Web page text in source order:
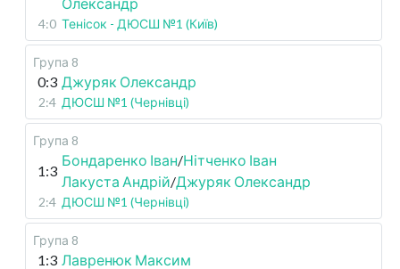
4:0 Тенісок - ДЮСШ №1 (Київ)
Група 8
0:3 Джуряк Олександр
2:4 ДЮСШ №1 (Чернівці)
Група 8
1:3
Бондаренко Іван/Нітченко Іван
Лакуста Андрій/Джуряк Олександр
2:4 ДЮСШ №1 (Чернівці)
Група 8
1:3 Лавренюк Максим